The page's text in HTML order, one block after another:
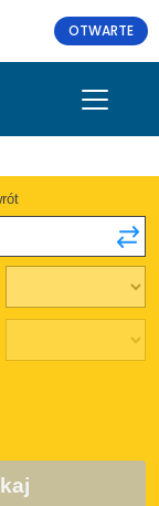
OTWARTE